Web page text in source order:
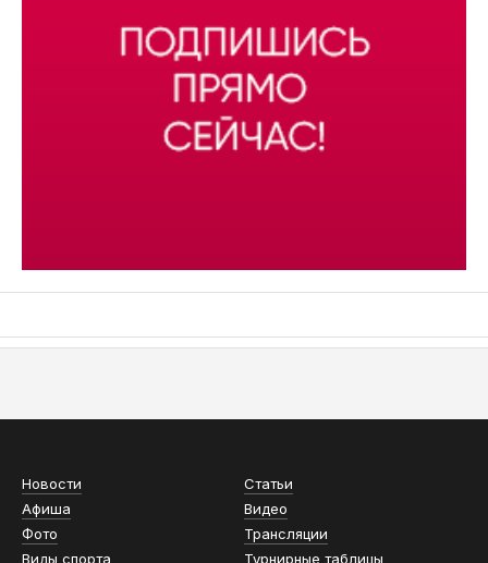
Новости
Статьи
Афиша
Видео
Фото
Трансляции
Виды спорта
Турнирные таблицы